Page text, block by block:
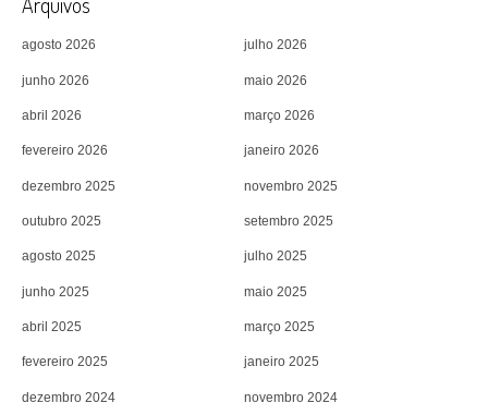
agosto 2026 julho 2026
junho 2026 maio 2026
abril 2026 março 2026
fevereiro 2026 janeiro 2026
dezembro 2025 novembro 2025
outubro 2025 setembro 2025
agosto 2025 julho 2025
junho 2025 maio 2025
abril 2025 março 2025
fevereiro 2025 janeiro 2025
dezembro 2024 novembro 2024